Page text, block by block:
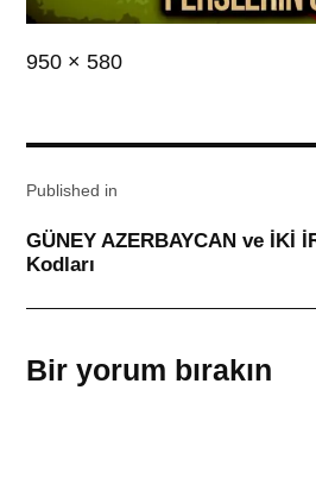
Full
950 × 580
gezinmesi
Published in
GÜNEY AZERBAYCAN ve İKİ
Kodları
Bir yorum bırakın